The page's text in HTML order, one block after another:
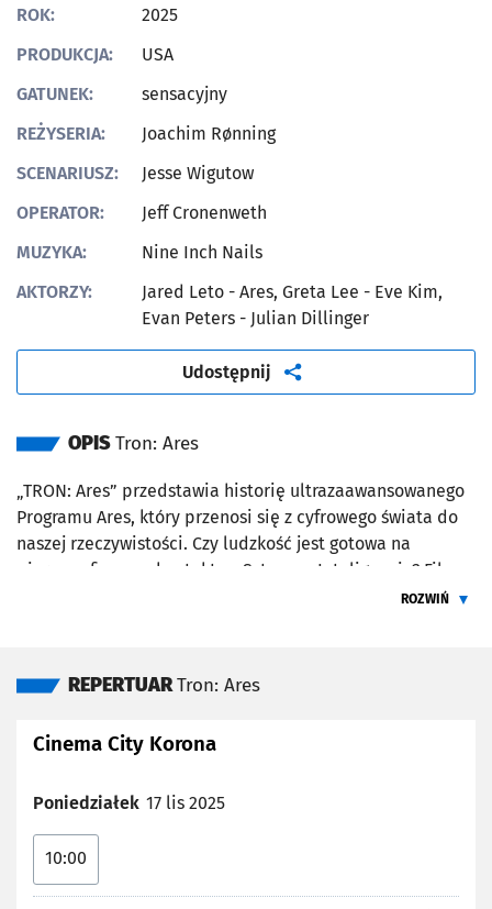
ROK:
2025
PRODUKCJA:
USA
GATUNEK:
sensacyjny
REŻYSERIA:
Joachim Rønning
SCENARIUSZ:
Jesse Wigutow
OPERATOR:
Jeff Cronenweth
MUZYKA:
Nine Inch Nails
AKTORZY:
Jared Leto - Ares, Greta Lee - Eve Kim,
Evan Peters - Julian Dillinger
Udostępnij artykuł
OPISTron: Ares
„TRON: Ares” przedstawia historię ultrazaawansowanego
Programu Ares, który przenosi się z cyfrowego świata do
naszej rzeczywistości. Czy ludzkość jest gotowa na
pierwszy fizyczny kontakt ze Sztuczną Inteligencją? Film w
reżyserii Joachima Rønninga. W gwiazdorskiej obsadzie
Monaghan, Gillian Anderson i Jeff Bridges. Producentami
wykonawczym - Russell Allen.
ROZWIŃ
REPERTUARTron: Ares
Cinema City Korona
Poniedziałek 17 lis 2025
10:00